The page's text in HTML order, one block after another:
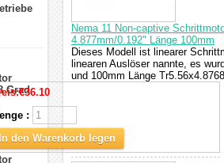
Grad
2,26V
mit 8
Nema 11 Non-captive
4.877mm/0.192" Länge 100mm
Dieses Modell ist linearer
linearen Auslöser nannte, es
und 100mm Länge
€36.10
:
In den Warenkorb legen